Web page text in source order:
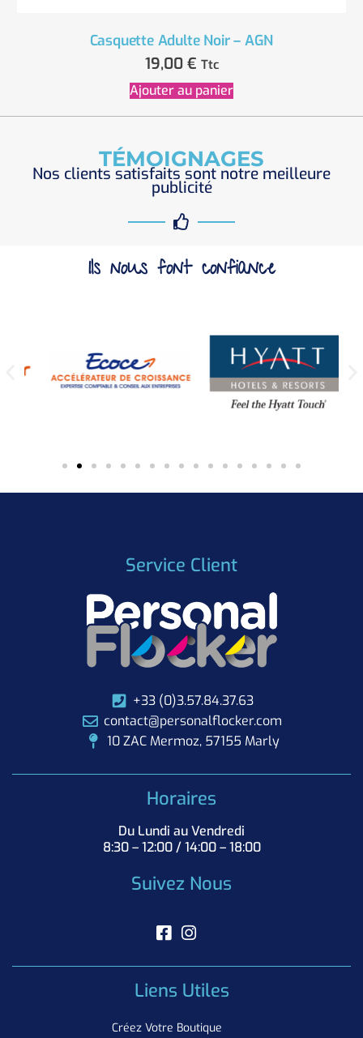
Casquette Adulte Noir – AGN
19,00 € Ttc
Ajouter au panier
TÉMOIGNAGES
Nos clients satisfaits sont notre meilleure
publicité
Ils nous font confiance
Service Client
+33 (0)3.57.84.37.63
contact@personalflocker.com
10 ZAC Mermoz, 57155 Marly
Horaires
Du Lundi au Vendredi
8:30 – 12:00 / 14:00 – 18:00
Suivez Nous
Liens Utiles
Créez Votre Boutique